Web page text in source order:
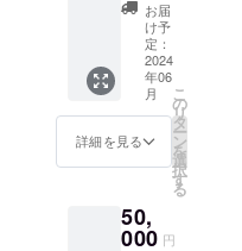
の交通
費や滞
在費：
支援者
様の交
通費や
滞在費
は各自
・支援
者様と
付き ・
日時：
2024年
6月10日
（月曜
日）
19:00-
21:00
・場
宿、恵
比寿、
お届
け予
定：
2024
年06
月
詳細を見る
こ
の
リ
タ
ー
ン
を
選
択
す
る
50,
000 円